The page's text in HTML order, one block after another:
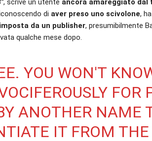
, scrive un utente ancora amareggiato dal
di aver preso uno scivolone,
da un publisher, presumibilmente
qualche mese dopo.
YOU WON'T
FOR
ANOTHER NAME
IT FROM